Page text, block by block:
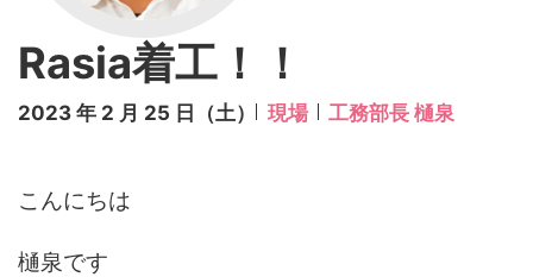
Rasia着工！！
2023 年 2 月 25 日（土） 現場 工務部長 樋泉
こんにちは
樋泉です